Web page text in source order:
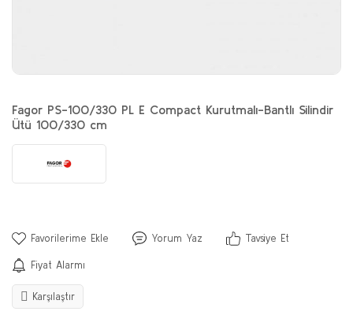
Fagor PS-100/330 PL E Compact Kurutmalı-Bantlı Silindir
Ütü 100/330 cm
Yorum Yaz Tavsiye Et
Fiyat Alarmı
Karşılaştır